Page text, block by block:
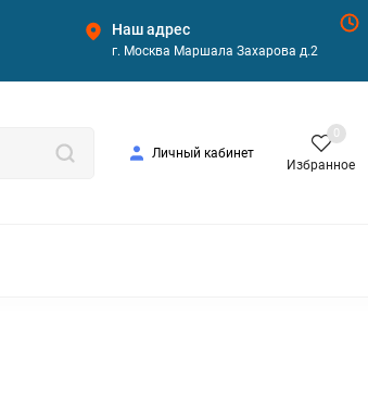
Наш адрес
г. Москва Маршала Захарова д.2
Личный кабинет
Избранное
0